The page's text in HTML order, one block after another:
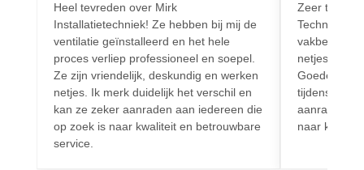
Heel tevreden over Mirk
Installatietechniek! Ze hebben bij mij de
ventilatie geïnstalleerd en het hele
proces verliep professioneel en soepel.
Ze zijn vriendelijk, deskundig en werken
netjes. Ik merk duidelijk het verschil en
kan ze zeker aanraden aan iedereen die
op zoek is naar kwaliteit en betrouwbare
service.
Zeer
Techniek!
netjes en
Goede
tijdens het
aanrader
naar